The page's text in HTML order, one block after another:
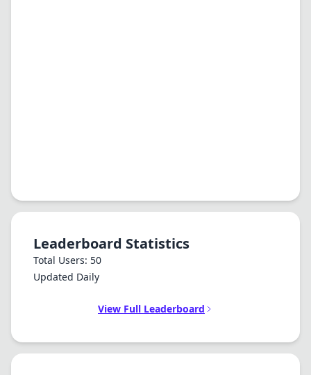
Leaderboard Statistics
Total Users: 50
Updated Daily
View Full Leaderboard